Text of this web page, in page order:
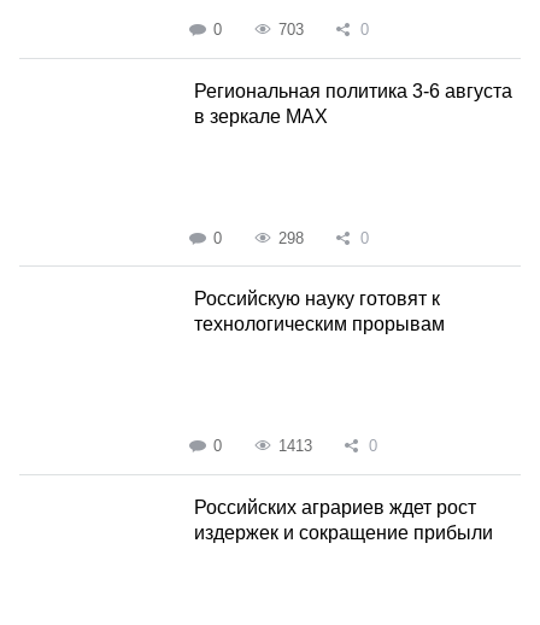
0 703 0
Региональная политика 3-6 августа
в зеркале MAX
0 298 0
Российскую науку готовят к
технологическим прорывам
0 1413 0
Российских аграриев ждет рост
издержек и сокращение прибыли